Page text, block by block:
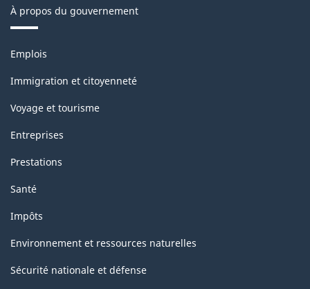
À propos du gouvernement
Thèmes
sujets
Emplois
Immigration et citoyenneté
Voyage et tourisme
Entreprises
Prestations
Santé
Impôts
Environnement et ressources naturelles
Sécurité nationale et défense